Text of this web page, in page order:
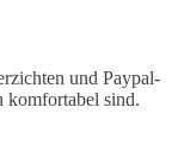
und Paypal-
komfortabel sind.